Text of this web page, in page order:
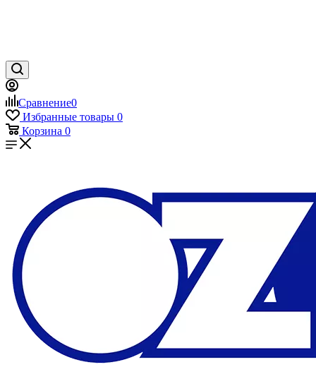
Сравнение0
Избранные товары 0
Корзина 0